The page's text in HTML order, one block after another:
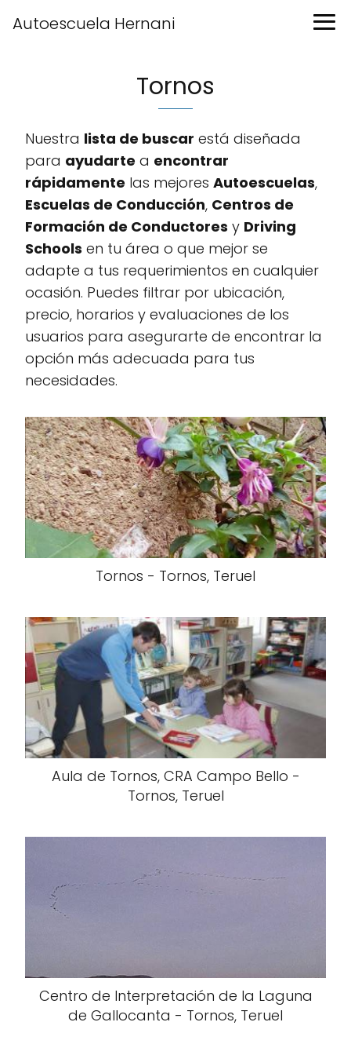
Autoescuela Hernani
Tornos
Nuestra lista de buscar está diseñada
para ayudarte a encontrar
rápidamente las mejores Autoescuelas,
Escuelas de Conducción, Centros de
Formación de Conductores y Driving
Schools en tu área o que mejor se
adapte a tus requerimientos en cualquier
ocasión. Puedes filtrar por ubicación,
precio, horarios y evaluaciones de los
usuarios para asegurarte de encontrar la
opción más adecuada para tus
necesidades.
Tornos - Tornos, Teruel
Aula de Tornos, CRA Campo Bello -
Tornos, Teruel
Centro de Interpretación de la Laguna
de Gallocanta - Tornos, Teruel